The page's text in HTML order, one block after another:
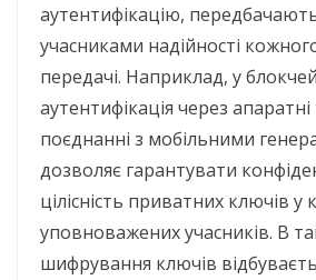
аутентифікацію,
учасниками надійності
передачі. Наприклад, у
аутентифікація через
поєднанні з мобільними
дозволяє гарантувати
цілісність приватних ключів у
уповноважених учасників. В
шифрування ключів